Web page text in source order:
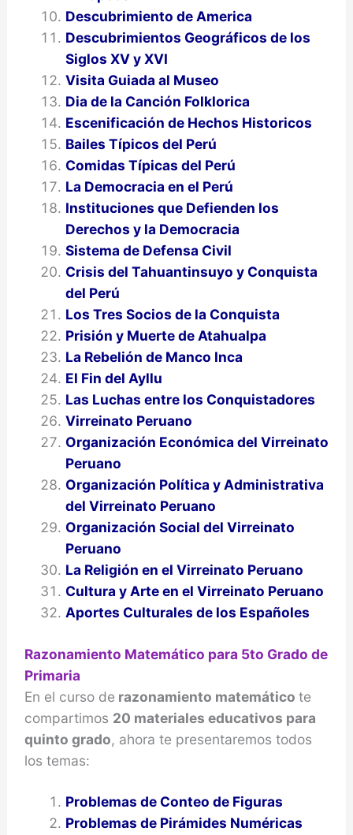
Descubrimiento de America
Descubrimientos Geográficos de los
Siglos XV y XVI
Visita Guiada al Museo
Dia de la Canción Folklorica
Escenificación de Hechos Historicos
Bailes Típicos del Perú
Comidas Típicas del Perú
La Democracia en el Perú
Instituciones que Defienden los
Derechos y la Democracia
Sistema de Defensa Civil
Crisis del Tahuantinsuyo y Conquista
del Perú
Los Tres Socios de la Conquista
Prisión y Muerte de Atahualpa
La Rebelión de Manco Inca
El Fin del Ayllu
Las Luchas entre los Conquistadores
Virreinato Peruano
Organización Económica del Virreinato
Peruano
Organización Política y Administrativa
del Virreinato Peruano
Organización Social del Virreinato
Peruano
La Religión en el Virreinato Peruano
Cultura y Arte en el Virreinato Peruano
Aportes Culturales de los Españoles
Razonamiento Matemático para 5to Grado de
Primaria
En el curso de razonamiento matemático te
compartimos 20 materiales educativos para
quinto grado, ahora te presentaremos todos
los temas:
Problemas de Conteo de Figuras
Problemas de Pirámides Numéricas